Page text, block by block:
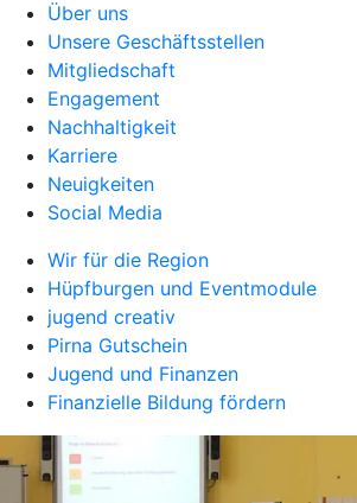
Über uns
Unsere Geschäftsstellen
Mitgliedschaft
Engagement
Nachhaltigkeit
Karriere
Neuigkeiten
Social Media
Wir für die Region
Hüpfburgen und Eventmodule
jugend creativ
Pirna Gutschein
Jugend und Finanzen
Finanzielle Bildung fördern